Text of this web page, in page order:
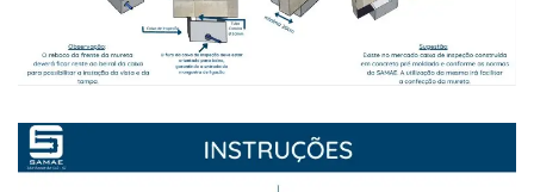
Resíduos Sólidos Urbanos
Estrutura
Informações